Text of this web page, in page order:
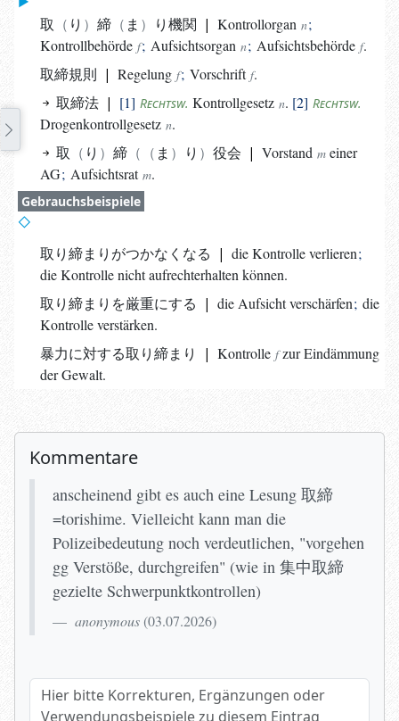
取 り 締 ま り機関 | Kontrollorgan n;
Kontrollbehörde f; Aufsichtsorgan n; Aufsichtsbehörde f.
取締規則 | Regelung f; Vorschriftf.
取締法 | 1 Rechtsw. Kontrollgesetz n. 2 Rechtsw.
Drogenkontrollgesetz n.
取 り 締 ま り 役会 | Vorstand m einer
AG; Aufsichtsratm.
Gebrauchsbeispiele
取り締まりがつかなくなる | die Kontrolle verlieren;
die Kontrolle nicht aufrechterhalten können.
取り締まりを厳重にする | die Aufsicht verschärfen; die
Kontrolle verstärken.
暴力に対する取り締まり | Kontrolle fzur Eindämmung
der Gewalt.
Kommentare
anscheinend gibt es auch eine Lesung 取締
=torishime. Vielleicht kann man die
Polizeibedeutung noch verdeutlichen, "vorgehen
gg Verstöße, durchgreifen" (wie in 集中取締
gezielte Schwerpunktkontrollen)
anonymous (03.07.2026)
Hier bitte Korrekturen, Ergänzungen oder